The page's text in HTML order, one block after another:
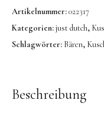
MINI
Mr
Artikelnummer:022317
Kategorien:just dutch,
Schlagwörter: Bären,
Beschreibung